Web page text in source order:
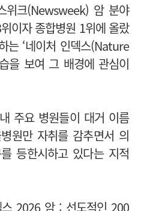
위크(Newsweek) 암 분야
이자 종합병원 1위에 올랐
는 ‘네이처 인덱스(Nature
을 보여 그 배경에 관심이
주요 병원들이 대거 이름
원만 자취를 감추면서 의
등한시하고 있다는 지적
스 2026 암 : 선도적인 200